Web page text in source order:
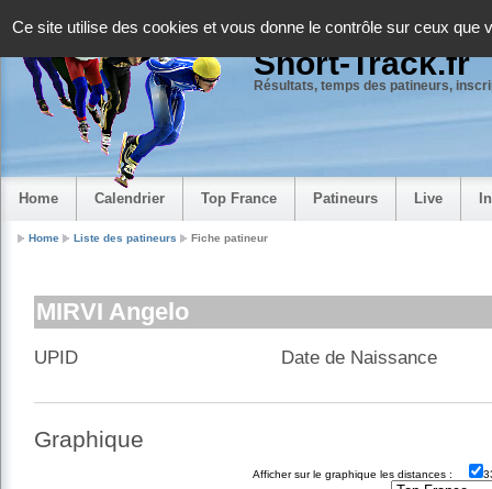
Ce site utilise des cookies et vous donne le contrôle sur ceux que
Short-Track.fr
Résultats, temps des patineurs,
Home Calendrier Top France Patineurs Live
Home Liste des patineurs Fiche patineur
MIRVI Angelo
UPID Date de Naissance
Graphique
Afficher sur le graphique les distances :